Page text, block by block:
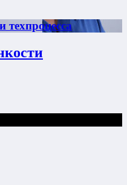
техпроцесса